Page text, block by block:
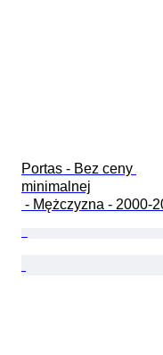
Portas - Bez ceny
minimalnej
- Mężczyzna - 2000-